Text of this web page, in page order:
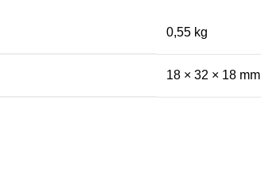
0,55 kg
18 × 32 × 18 mm